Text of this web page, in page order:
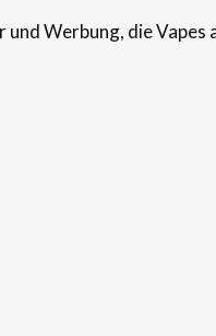
Werbung, die